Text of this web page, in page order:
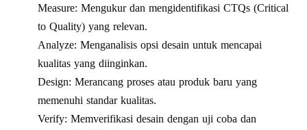
Measure: Mengukur dan mengidentifikasi CTQs (Critical
to Quality) yang relevan.
Analyze: Menganalisis opsi desain untuk mencapai
kualitas yang diinginkan.
Design: Merancang proses atau produk baru yang
memenuhi standar kualitas.
Verify: Memverifikasi desain dengan uji coba dan